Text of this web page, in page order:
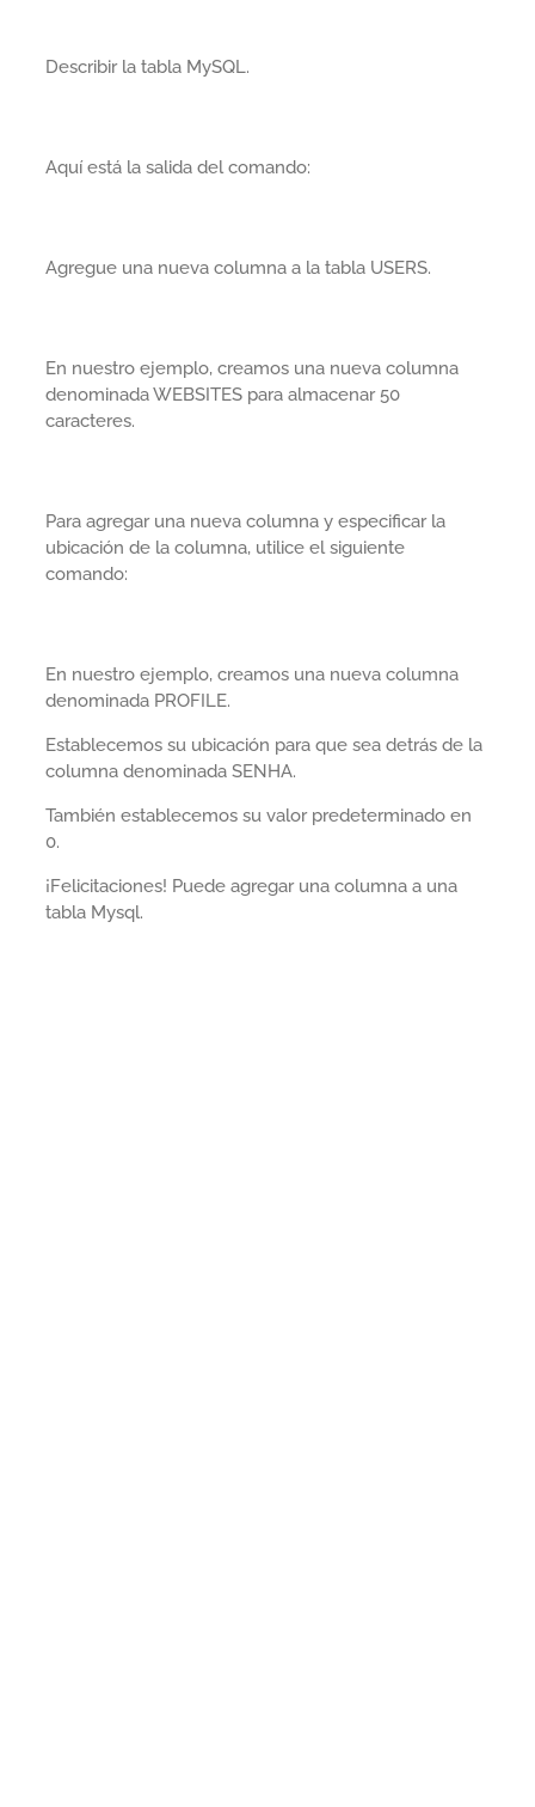
Describir la tabla MySQL.
Aquí está la salida del comando:
Agregue una nueva columna a la tabla USERS.
En nuestro ejemplo, creamos una nueva columna
denominada WEBSITES para almacenar 50
caracteres.
Para agregar una nueva columna y especificar la
ubicación de la columna, utilice el siguiente
comando:
En nuestro ejemplo, creamos una nueva columna
denominada PROFILE.
Establecemos su ubicación para que sea detrás de la
columna denominada SENHA.
También establecemos su valor predeterminado en
0.
¡Felicitaciones! Puede agregar una columna a una
tabla Mysql.